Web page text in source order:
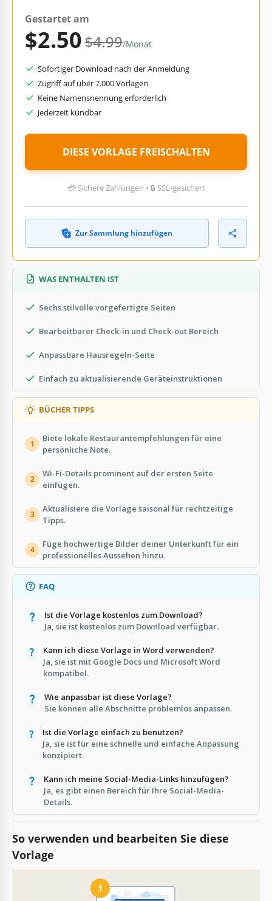
Gestartet am
$2.50$4.99/Monat
Sofortiger Download nach der Anmeldung
Zugriff auf über 7.000 Vorlagen
Keine Namensnennung erforderlich
Jederzeit kündbar
DIESE VORLAGE FREISCHALTEN
💳 Sichere Zahlungen • 🔒 SSL-gesichert
Zur Sammlung hinzufügen
WAS ENTHALTEN IST
Sechs stilvolle vorgefertigte Seiten
Bearbeitbarer Check-in und Check-out Bereich
Anpassbare Hausregeln-Seite
Einfach zu aktualisierende Geräteinstruktionen
BÜCHER TIPPS
1
Biete lokale Restaurantempfehlungen für eine
persönliche Note.
2
Wi-Fi-Details prominent auf der ersten Seite
einfügen.
3
Aktualisiere die Vorlage saisonal für rechtzeitige
Tipps.
4
Füge hochwertige Bilder deiner Unterkunft für ein
professionelles Aussehen hinzu.
FAQ
Ist die Vorlage kostenlos zum Download?
Ja, sie ist kostenlos zum Download verfügbar.
Kann ich diese Vorlage in Word verwenden?
Ja, sie ist mit Google Docs und Microsoft Word
kompatibel.
Wie anpassbar ist diese Vorlage?
Sie können alle Abschnitte problemlos anpassen.
Ist die Vorlage einfach zu benutzen?
Ja, sie ist für eine schnelle und einfache Anpassung
konzipiert.
Kann ich meine Social-Media-Links hinzufügen?
Ja, es gibt einen Bereich für Ihre Social-Media-
Details.
So verwenden und bearbeiten Sie diese
Vorlage
1